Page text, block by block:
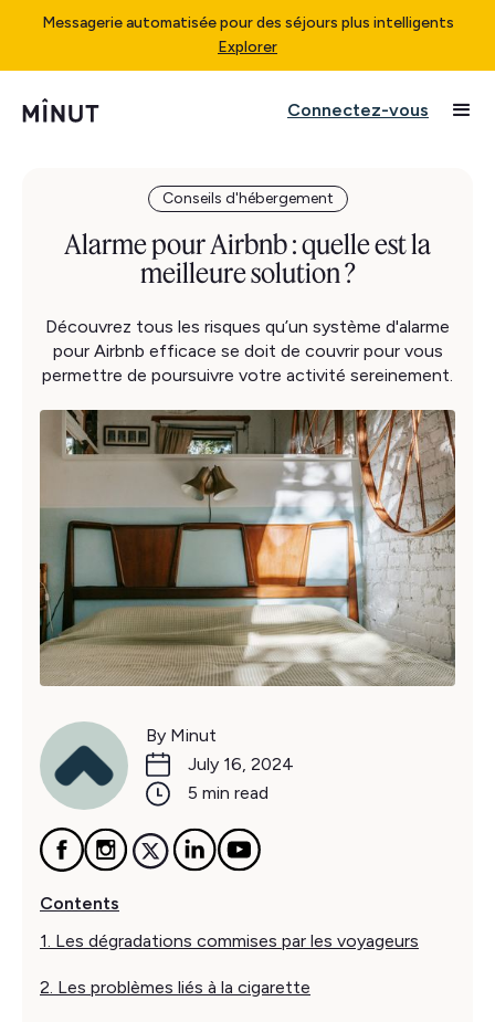
Messagerie automatisée pour des séjours plus intelligents
Explorer
Connectez-vous
Conseils d'hébergement
Alarme pour Airbnb : quelle est la
meilleure solution ?
Découvrez tous les risques qu’un système d'alarme
pour Airbnb efficace se doit de couvrir pour vous
permettre de poursuivre votre activité sereinement.
By Minut
July 16, 2024
5 min read
Contents
1. Les dégradations commises par les voyageurs
2. Les problèmes liés à la cigarette